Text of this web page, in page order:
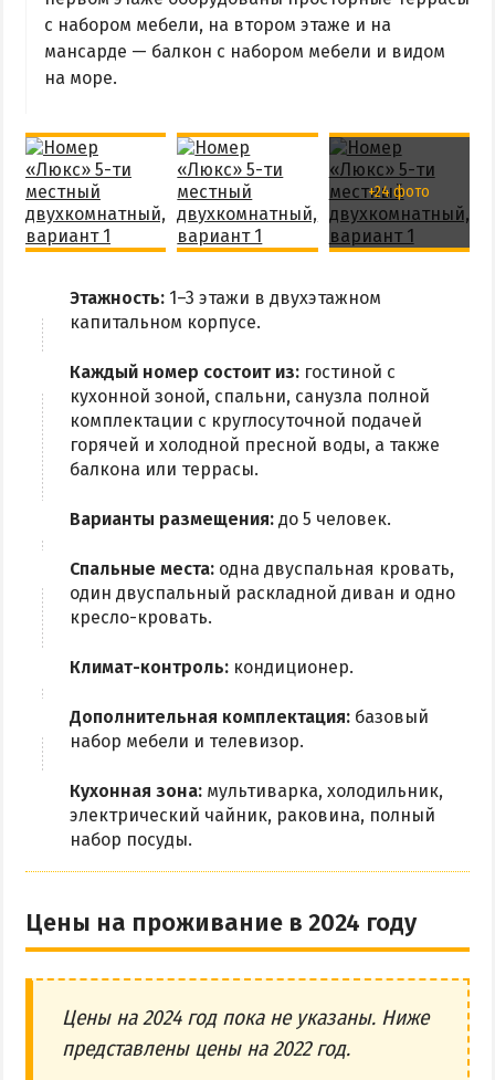
Из Харькова
Из Полтавы
Из Сум
с набором мебели, на втором этаже и на
мансарде — балкон с набором мебели и видом
на море.
+24 фото
Этажность: 1–3 этажи в двухэтажном
капитальном корпусе.
Каждый номер состоит из: гостиной с
кухонной зоной, спальни, санузла полной
комплектации с круглосуточной подачей
горячей и холодной пресной воды, а также
балкона или террасы.
Варианты размещения: до 5 человек.
Спальные места: одна двуспальная кровать,
один двуспальный раскладной диван и одно
кресло-кровать.
Климат-контроль: кондиционер.
Дополнительная комплектация: базовый
набор мебели и телевизор.
Кухонная зона: мультиварка, холодильник,
электрический чайник, раковина, полный
набор посуды.
Цены на проживание в 2024 году
Цены на 2024 год пока не указаны. Ниже
представлены цены на 2022 год.